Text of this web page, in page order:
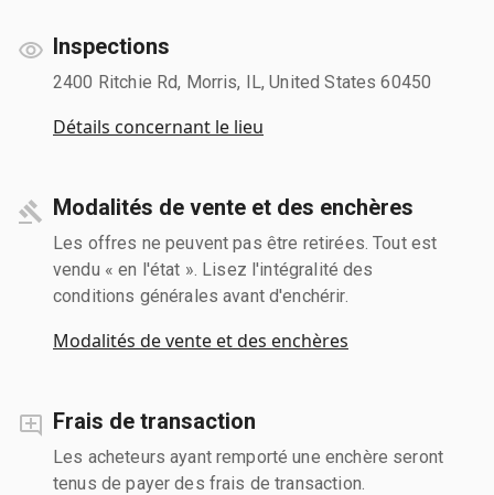
Inspections
2400 Ritchie Rd, Morris, IL, United States 60450
Détails concernant le lieu
Modalités de vente et des enchères
Les offres ne peuvent pas être retirées. Tout est
vendu « en l'état ». Lisez l'intégralité des
conditions générales avant d'enchérir.
Modalités de vente et des enchères
Frais de transaction
Les acheteurs ayant remporté une enchère seront
tenus de payer des frais de transaction.